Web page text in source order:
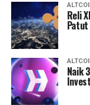
Reli
Patut
Naik